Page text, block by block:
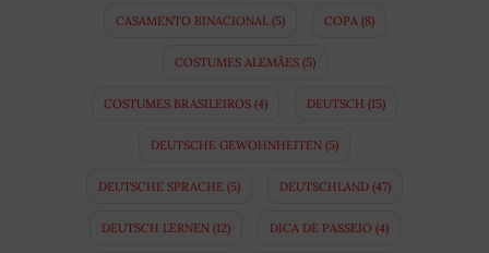
CASAMENTO BINACIONAL(5) COPA (8)
COSTUMES ALEMÃES(5)
COSTUMES BRASILEIROS (4) DEUTSCH (15)
DEUTSCHE GEWOHNHEITEN (5)
DEUTSCHE SPRACHE (5) DEUTSCHLAND (47)
DEUTSCH LERNEN(12) DICA DE PASSEIO (4)